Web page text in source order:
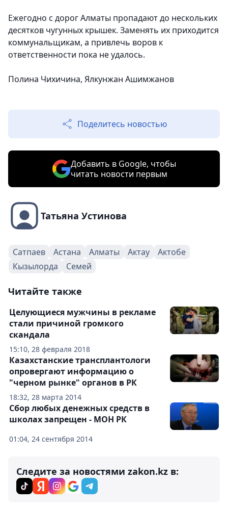
Ежегодно с дорог Алматы пропадают до нескольких
десятков чугунных крышек. Заменять их приходится
коммунальщикам, а привлечь воров к
ответственности пока не удалось.
Полина Чихичина, Ялкунжан Ашимжанов
Поделитесь новостью
Добавить в Google, чтобы
читать новости первым
Татьяна Устинова
Сатпаев Астана Алматы Актау
Актобе
Кызылорда
Семей
Читайте также
15:10, 28 февраля 2018
Целующиеся мужчины в рекламе
стали причиной громкого
скандала
18:32, 28 марта 2014
Казахстанские трансплантологи
опровергают информацию о
"черном рынке" органов в РК
01:04, 24 сентября 2014
Сбор любых денежных средств в
школах запрещен - МОН РК
Следите за новостями zakon.kz в: